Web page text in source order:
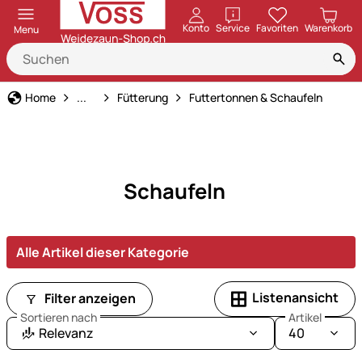
Menu Konto ServiceöffnenFavoriten Warenkorb
Home Geflügelhaltung
... Fütterung Futtertonnen & Schaufeln
Schaufeln
Alle Artikel dieser Kategorie
Filter anzeigen Listenansicht
Sortieren nach
Relevanz
Artikel
40